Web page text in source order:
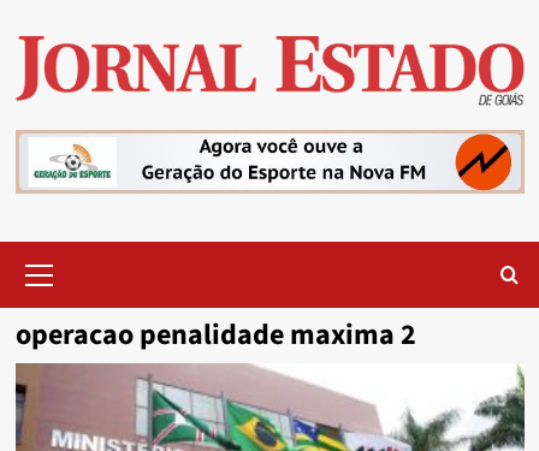
content
Menu
operacao penalidade maxima 2